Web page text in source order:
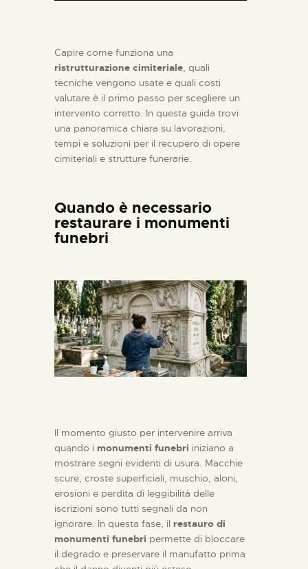
Capire come funziona una
ristrutturazione cimiteriale, quali
tecniche vengono usate e quali costi
valutare è il primo passo per scegliere un
intervento corretto. In questa guida trovi
una panoramica chiara su lavorazioni,
tempi e soluzioni per il recupero di opere
cimiteriali e strutture funerarie.
Quando è necessario
restaurare i monumenti
funebri
Il momento giusto per intervenire arriva
quando i monumenti funebri iniziano a
mostrare segni evidenti di usura. Macchie
scure, croste superficiali, muschio, aloni,
erosioni e perdita di leggibilità delle
iscrizioni sono tutti segnali da non
ignorare. In questa fase, il restauro di
monumenti funebri permette di bloccare
il degrado e preservare il manufatto prima